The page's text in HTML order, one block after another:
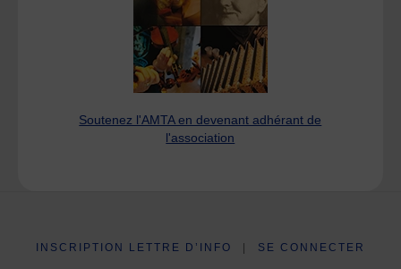
Soutenez l'AMTA en devenant adhérant de
l'association
INSCRIPTION LETTRE D’INFO SE CONNECTER